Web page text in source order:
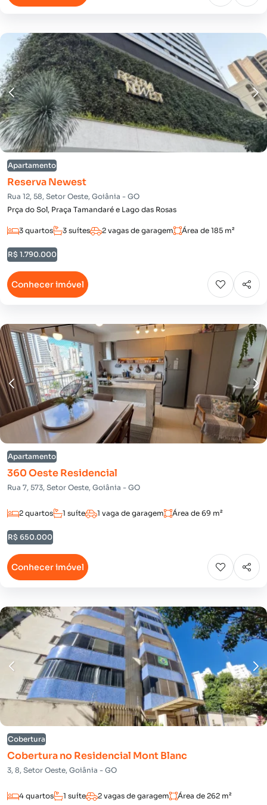
Apartamento
Reserva Newest
Rua 12, 58, Setor Oeste, Goiânia - GO
Prça do Sol, Praça Tamandaré e Lago das Rosas
3 quartos 3 suítes 2 vagas de garagem Área de 185 m²
R$ 1.790.000
Conhecer imóvel
Apartamento
360 Oeste Residencial
Rua 7, 573, Setor Oeste, Goiânia - GO
2 quartos 1 suíte 1 vaga de garagem Área de 69 m²
R$ 650.000
Conhecer imóvel
Cobertura
Cobertura no Residencial Mont Blanc
3, 8, Setor Oeste, Goiânia - GO
4 quartos 1 suíte 2 vagas de garagem Área de 262 m²